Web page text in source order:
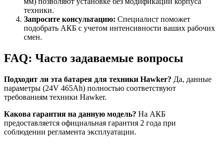
техники.
Запросите консультацию: Специалист поможет
подобрать АКБ с учетом интенсивности ваших рабочих
смен.
FAQ: Часто задаваемые вопросы
Подходит ли эта батарея для техники Hawker? Да, данные
параметры (24V 465Ah) полностью соответствуют
требованиям техники Hawker.
Какова гарантия на данную модель? На АКБ
предоставляется официальная гарантия 2 года при
соблюдении регламента эксплуатации.